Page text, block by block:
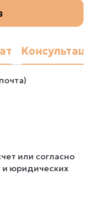
или согласно
и юридических